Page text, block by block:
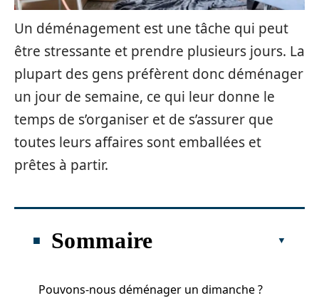
Un déménagement est une tâche qui peut
être stressante et prendre plusieurs jours. La
plupart des gens préfèrent donc déménager
un jour de semaine, ce qui leur donne le
temps de s’organiser et de s’assurer que
toutes leurs affaires sont emballées et
prêtes à partir.
Sommaire
Pouvons-nous déménager un dimanche ?